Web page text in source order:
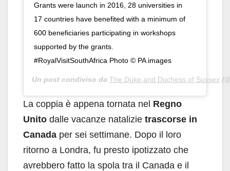
Grants were launch in 2016, 28 universities in
17 countries have benefited with a minimum of
600 beneficiaries participating in workshops
supported by the grants.
#RoyalVisitSouthAfrica Photo ©️ PA images
Un post condiviso da The Duke and Duchess of Sussex
La coppia è appena tornata nel Regno
Unito dalle vacanze natalizie trascorse in
Canada per sei settimane. Dopo il loro
ritorno a Londra, fu presto ipotizzato che
avrebbero fatto la spola tra il Canada e il